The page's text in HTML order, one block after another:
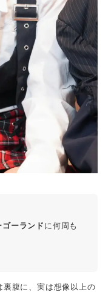
ゴーランド に何周も
裏腹に、実は想像以上の